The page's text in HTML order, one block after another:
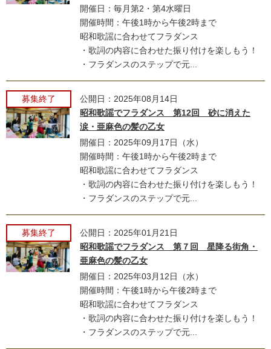
開催日：毎月第2・第4水曜日
開催時間：午後1時から午後2時まで
昭和歌謡に合わせてフラダンス
・歌詞の内容に合わせた振り付けを楽しもう！
・フラダンスのステップで元...
募集終了
公開日：2025年08月14日
昭和歌謡でフラダンス 第12回 砂に消えた
涙・亜麻色の髪の乙女
開催日：2025年09月17日（水）
開催時間：午後1時から午後2時まで
昭和歌謡に合わせてフラダンス
・歌詞の内容に合わせた振り付けを楽しもう！
・フラダンスのステップで元...
募集終了
公開日：2025年01月21日
昭和歌謡でフラダンス 第７回 星降る街角・
亜麻色の髪の乙女
開催日：2025年03月12日（水）
開催時間：午後1時から午後2時まで
昭和歌謡に合わせてフラダンス
・歌詞の内容に合わせた振り付けを楽しもう！
・フラダンスのステップで元...